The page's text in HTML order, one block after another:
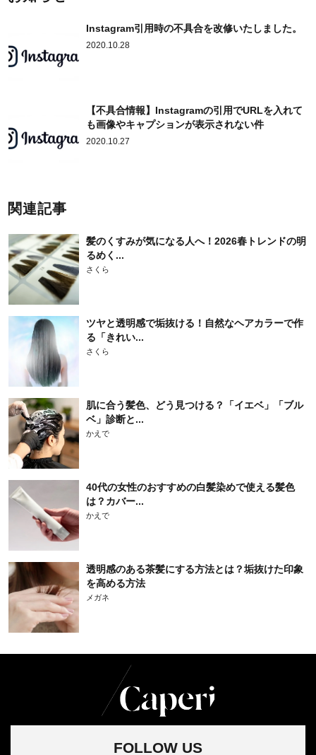
Instagram引用時の不具合を改修いたしました。
2020.10.28
【不具合情報】Instagramの引用でURLを入れて
も画像やキャプションが表示されない件
2020.10.27
関連記事
髪のくすみが気になる人へ！2026春トレンドの明
るめく...
さくら
ツヤと透明感で垢抜ける！自然なヘアカラーで作
る「きれい...
さくら
肌に合う髪色、どう見つける？「イエベ」「ブル
ベ」診断と...
かえで
40代の女性のおすすめの白髪染めで使える髪色
は？カバー...
かえで
透明感のある茶髪にする方法とは？垢抜けた印象
を高める方法
メガネ
FOLLOW US